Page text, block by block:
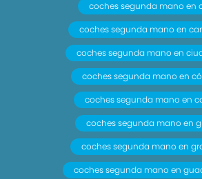
- Sistema de servofreno de
- Preparación Isofix
- Freno mano electrónico
- Filtro de partículas
- Resultado prueba de impacto (
(puntuación global). 89.0
79.0 (protección niños). 37.0
peatones). 97.0 (puntuación
seguridad). Versión evaluada:
coches segunda mano en
coches segunda mano en
coches segunda mano en
coches segunda mano en
coches segunda mano en
coches segunda mano en
coches segunda mano en
coches segunda mano en